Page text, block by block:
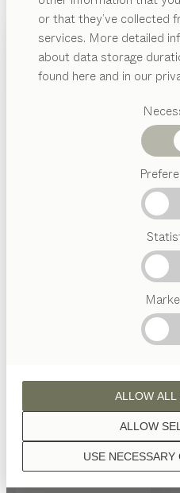
or that they’ve collected
services. More detailed
about data storage
found here and in our
USE NECESSARY
ALLOW
ALLOW ALL
Vorgeschlagene
Kategorien
Handwerk
nyaTisch
PRODUKTE
INSPIRATION
ÜBER UNS
vereint das moderne
Wohngefühl in dem
verschmelzen.
HÄNDLER FINDEN
Wenn nicht anders
Holzoberflächen mit
Nussbaum Wild
Eiche